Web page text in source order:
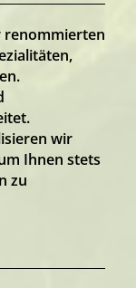
renommierten
wir
Ihnen stets
zu